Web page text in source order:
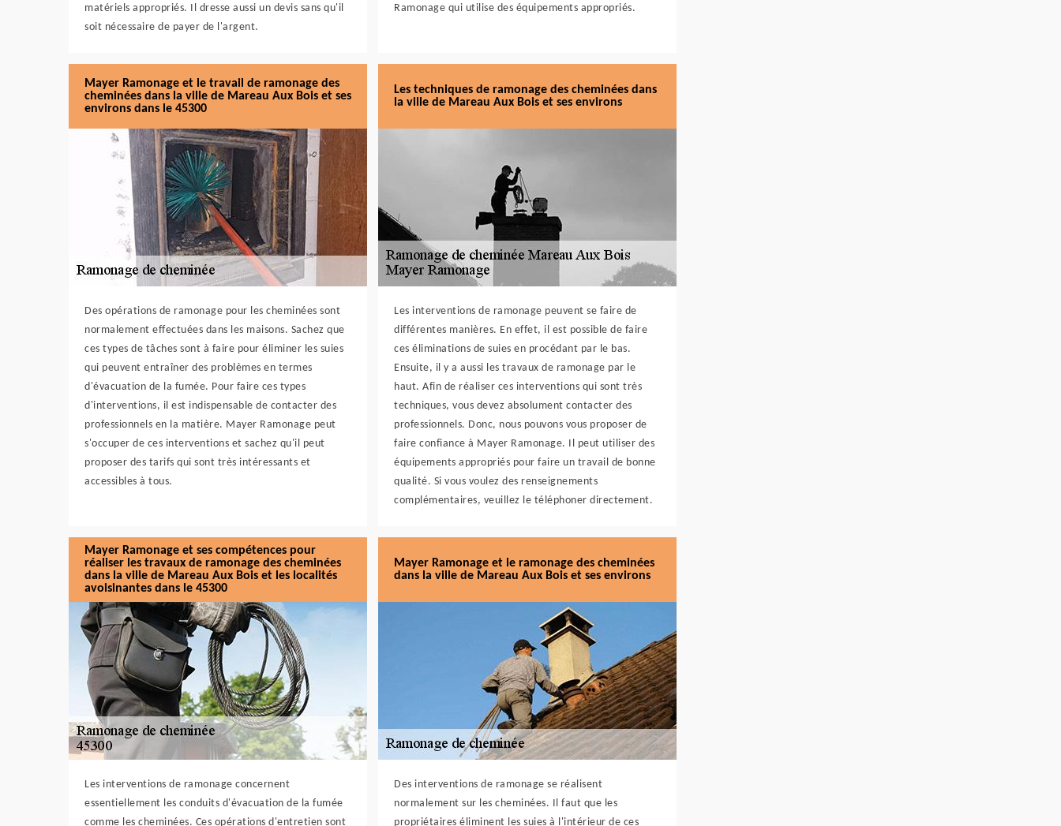
matériels appropriés. Il dresse aussi un devis sans qu'il
soit nécessaire de payer de l'argent.
Ramonage qui utilise des équipements appropriés.
Mayer Ramonage et le travail de ramonage des
cheminées dans la ville de Mareau Aux Bois et ses
environs dans le 45300
Des opérations de ramonage pour les cheminées sont
normalement effectuées dans les maisons. Sachez que
ces types de tâches sont à faire pour éliminer les suies
qui peuvent entraîner des problèmes en termes
d'évacuation de la fumée. Pour faire ces types
d'interventions, il est indispensable de contacter des
professionnels en la matière. Mayer Ramonage peut
s'occuper de ces interventions et sachez qu'il peut
proposer des tarifs qui sont très intéressants et
accessibles à tous.
Les techniques de ramonage des cheminées dans
la ville de Mareau Aux Bois et ses environs
Les interventions de ramonage peuvent se faire de
différentes manières. En effet, il est possible de faire
ces éliminations de suies en procédant par le bas.
Ensuite, il y a aussi les travaux de ramonage par le
haut. Afin de réaliser ces interventions qui sont très
techniques, vous devez absolument contacter des
professionnels. Donc, nous pouvons vous proposer de
faire confiance à Mayer Ramonage. Il peut utiliser des
équipements appropriés pour faire un travail de bonne
qualité. Si vous voulez des renseignements
complémentaires, veuillez le téléphoner directement.
Mayer Ramonage et ses compétences pour
réaliser les travaux de ramonage des cheminées
dans la ville de Mareau Aux Bois et les localités
avoisinantes dans le 45300
Les interventions de ramonage concernent
essentiellement les conduits d'évacuation de la fumée
comme les cheminées. Ces opérations d'entretien sont
Mayer Ramonage et le ramonage des cheminées
dans la ville de Mareau Aux Bois et ses environs
Des interventions de ramonage se réalisent
normalement sur les cheminées. Il faut que les
propriétaires éliminent les suies à l'intérieur de ces